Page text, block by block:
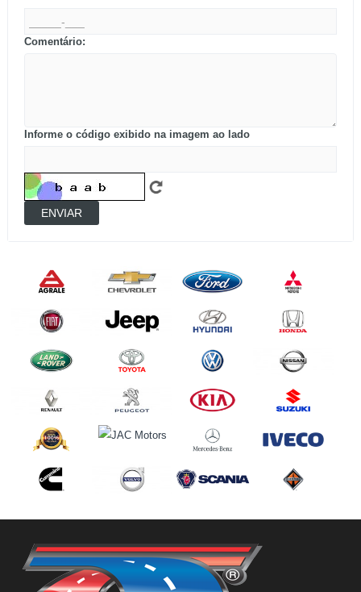
Comentário:
Informe o código exibido na imagem ao lado
ENVIAR